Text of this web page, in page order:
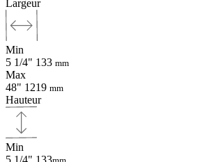
Largeur
Min
5 1/4" 133 mm
Max
48" 1219 mm
Hauteur
Min